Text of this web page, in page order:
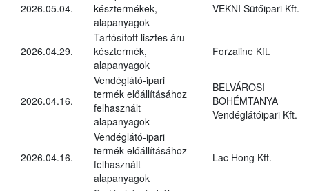
2026.05.04.
késztermékek,
alapanyagok
VEKNI Sütőipari Kft.
2026.04.29.
Tartósított lisztes áru
késztermék,
alapanyagok
Forzaline Kft.
2026.04.16.
Vendéglátó-ipari
termék előállításához
felhasznált
alapanyagok
BELVÁROSI
BOHÉMTANYA
Vendéglátóipari Kft.
2026.04.16.
Vendéglátó-ipari
termék előállításához
felhasznált
alapanyagok
Lac Hong Kft.